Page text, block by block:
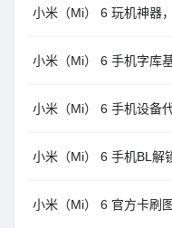
小米（Mi） 6 玩机神器
小米（Mi） 6 手机字库
小米（Mi） 6 手机设备
小米（Mi） 6 手机BL解
小米（Mi） 6 官方卡刷